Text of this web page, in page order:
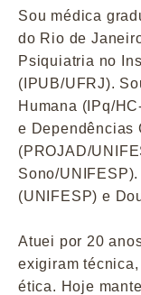
Sou médica
do Rio de
Psiquiatria no
(IPUB/UFRJ).
Humana (IPq/
e Dependências
(PROJAD/
Sono/
(UNIFESP) e
Atuei por 20
exigiram
ética. Hoje